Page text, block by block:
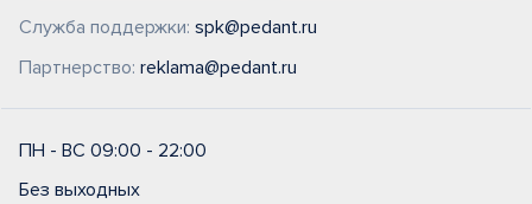
Служба поддержки: spk@pedant.ru
Партнерство: reklama@pedant.ru
ПН - ВС 09:00 - 22:00
Без выходных